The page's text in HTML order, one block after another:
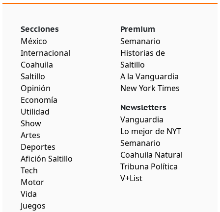
Secciones
México
Internacional
Coahuila
Saltillo
Opinión
Economía
Utilidad
Show
Artes
Deportes
Afición Saltillo
Tech
Motor
Vida
Juegos
Premium
Semanario
Historias de
Saltillo
A la Vanguardia
New York Times
Newsletters
Vanguardia
Lo mejor de NYT
Semanario
Coahuila Natural
Tribuna Política
V+List